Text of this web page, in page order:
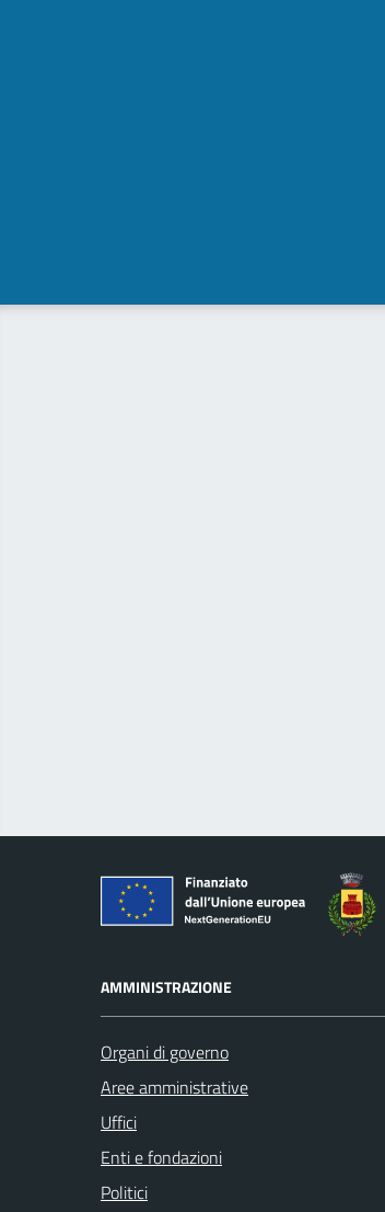
AMMINISTRAZIONE
Organi di governo
Aree amministrative
Uffici
Enti e fondazioni
Politici